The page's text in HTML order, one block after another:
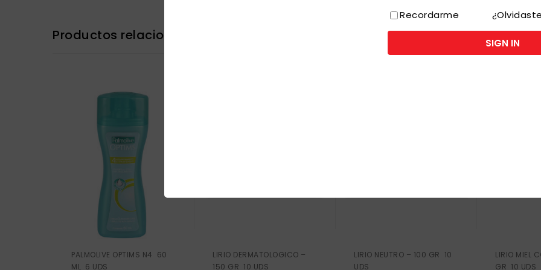
Productos relacionados
PALMOLIVE OPTIMS N4 60
ML 6 UDS
LIRIO DERMATOLOGICO –
150 GR 10 UDS
LIRIO NEUTRO – 100 GR 10
UDS
LIRIO MIEL
GR 10 UDS
Recordarme
SIGN IN